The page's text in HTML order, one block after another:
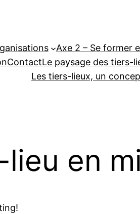
Axe 2 – Se former
ContactLe paysage des tiers-
Les tiers-lieux, un
en